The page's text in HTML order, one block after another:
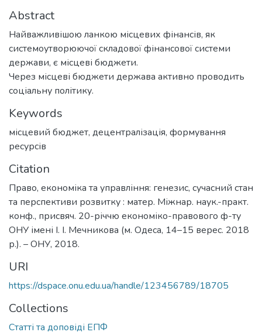
Abstract
Найважливішою ланкою місцевих фінансів, як
системоутворюючої складової фінансової системи
держави, є місцеві бюджети.
Через місцеві бюджети держава активно проводить
соціальну політику.
Keywords
місцевий бюджет, децентралізація, формування
ресурсів
Citation
Право, економіка та управління: генезис, сучасний стан
та перспективи розвитку : матер. Міжнар. наук.-практ.
конф., присвяч. 20-річчю економіко-правового ф-ту
ОНУ імені І. І. Мечникова (м. Одеса, 14–15 верес. 2018
р.). – ОНУ, 2018.
URI
https://dspace.onu.edu.ua/handle/123456789/18705
Collections
Статті та доповіді ЕПФ